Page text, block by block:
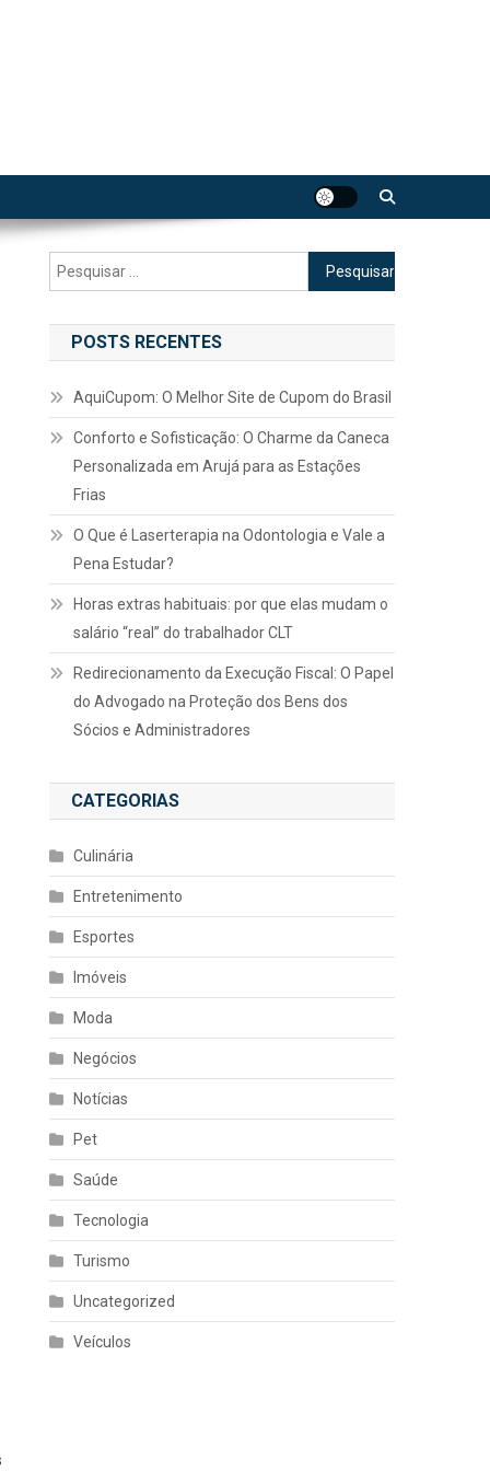
Pesquisar
por:
POSTS RECENTES
AquiCupom: O Melhor Site de Cupom do Brasil
Conforto e Sofisticação: O Charme da Caneca
Personalizada em Arujá para as Estações
Frias
O Que é Laserterapia na Odontologia e Vale a
Pena Estudar?
Horas extras habituais: por que elas mudam o
salário “real” do trabalhador CLT
Redirecionamento da Execução Fiscal: O Papel
do Advogado na Proteção dos Bens dos
Sócios e Administradores
CATEGORIAS
Culinária
Entretenimento
Esportes
Imóveis
Moda
Negócios
Notícias
Pet
Saúde
Tecnologia
Turismo
Uncategorized
Veículos